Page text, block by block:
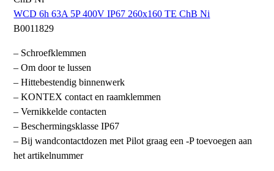
WCD 6h 63A 5P 400V IP67 260x160 TE ChB Ni
B0011829
– Schroefklemmen
– Om door te lussen
– Hittebestendig binnenwerk
– KONTEX contact en raamklemmen
– Vernikkelde contacten
– Beschermingsklasse IP67
– Bij wandcontactdozen met Pilot graag een -P toevoegen aan
het artikelnummer